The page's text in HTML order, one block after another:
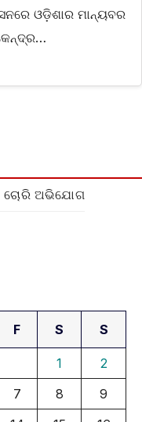
ଓଡ଼ିଶାର ମାନ୍ୟବର
ଚୋରି ଅଭିଯୋଗ
F S S
1
2
7 8
9